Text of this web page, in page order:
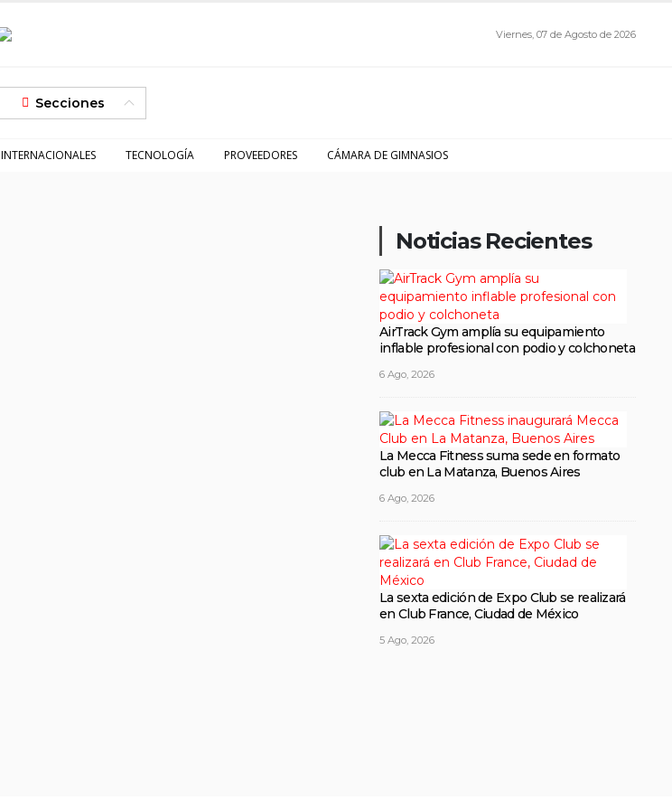
Viernes, 07 de Agosto de 2026
Secciones
INTERNACIONALES TECNOLOGÍA PROVEEDORES CÁMARA DE GIMNASIOS
Noticias Recientes
AirTrack Gym amplía su equipamiento
inflable profesional con podio y colchoneta
6 Ago, 2026
La Mecca Fitness suma sede en formato
club en La Matanza, Buenos Aires
6 Ago, 2026
La sexta edición de Expo Club se realizará
en Club France, Ciudad de México
5 Ago, 2026